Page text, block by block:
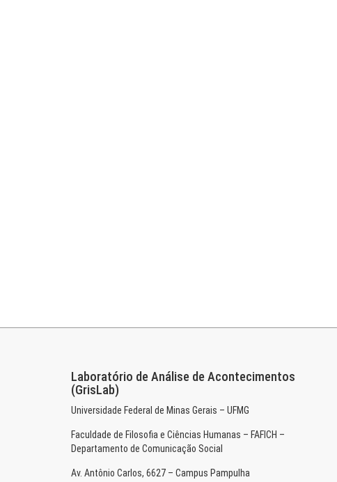
Laboratório de Análise de Acontecimentos
(GrisLab)
Universidade Federal de Minas Gerais – UFMG
Faculdade de Filosofia e Ciências Humanas – FAFICH –
Departamento de Comunicação Social
Av. Antônio Carlos, 6627 – Campus Pampulha